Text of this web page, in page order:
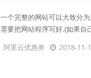
一个完整的网站可以大致分
需要把网站程序写好.(如果自
阿里云优惠券
2018-11-